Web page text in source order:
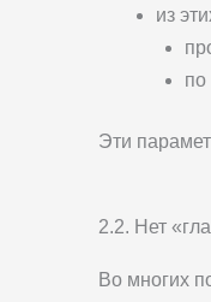
из
Эти
2.2. Нет
Во многих